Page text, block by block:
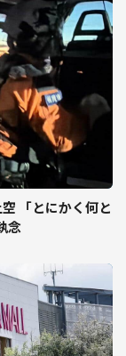
「とにかく何と
念